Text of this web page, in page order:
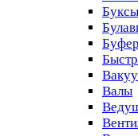
Буксы
Валы